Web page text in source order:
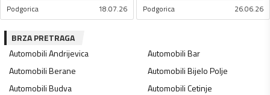
Podgorica 18.07.26 Podgorica 26.06.26
BRZA PRETRAGA
AutomobiliAndrijevica AutomobiliBar
AutomobiliBerane AutomobiliBijelo Polje
AutomobiliBudva AutomobiliCetinje